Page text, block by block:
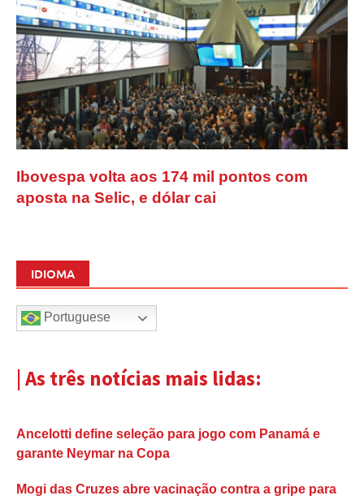
Ibovespa volta aos 174 mil pontos com
aposta na Selic, e dólar cai
IDIOMA
Portuguese
| As três notícias mais lidas:
Ancelotti define seleção para jogo com Panamá e
garante Neymar na Copa
Mogi das Cruzes abre vacinação contra a gripe para